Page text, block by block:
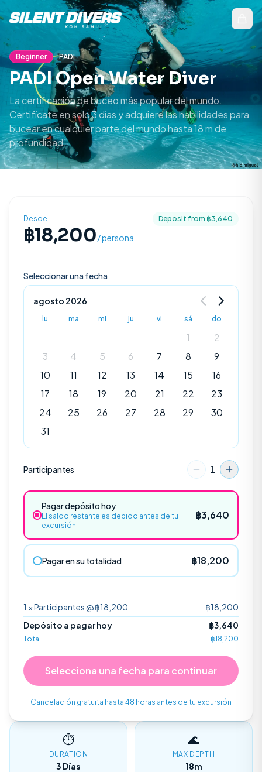
Beginner PADI
PADI Open Water Diver
La certificación de buceo más popular del mundo.
Certifícate en solo 3 días y adquiere las habilidades para
bucear en cualquier parte del mundo hasta 18 m de
profundidad.
⏱
DURATION
3 Días
🌊
MAX DEPTH
18m
Desde
฿18,200/ persona
Deposit from ฿3,640
Seleccionar una fecha
agosto 2026
lu ma mi ju vi sá do
1
2
3
4 5 6 7 8
9
10
11 12 13 14 15
16
17
18 19 20 21 22
23
24
25 26 27 28 29
30
31
Participantes 1
Pagar depósito hoy
El saldo restante es debido antes de tu
excursión
฿3,640
Pagar en su totalidad ฿18,200
1 ×Participantes@ ฿18,200 ฿18,200
Depósito a pagar hoy
฿3,640
Total ฿18,200
Selecciona una fecha para continuar
Cancelación gratuita hasta 48 horas antes de tu excursión
Explorar
EXCURSIONES POPULARES
GOLFO DE TAILANDIA
Perfecto para principiantes sin experiencia.
Contáctanos